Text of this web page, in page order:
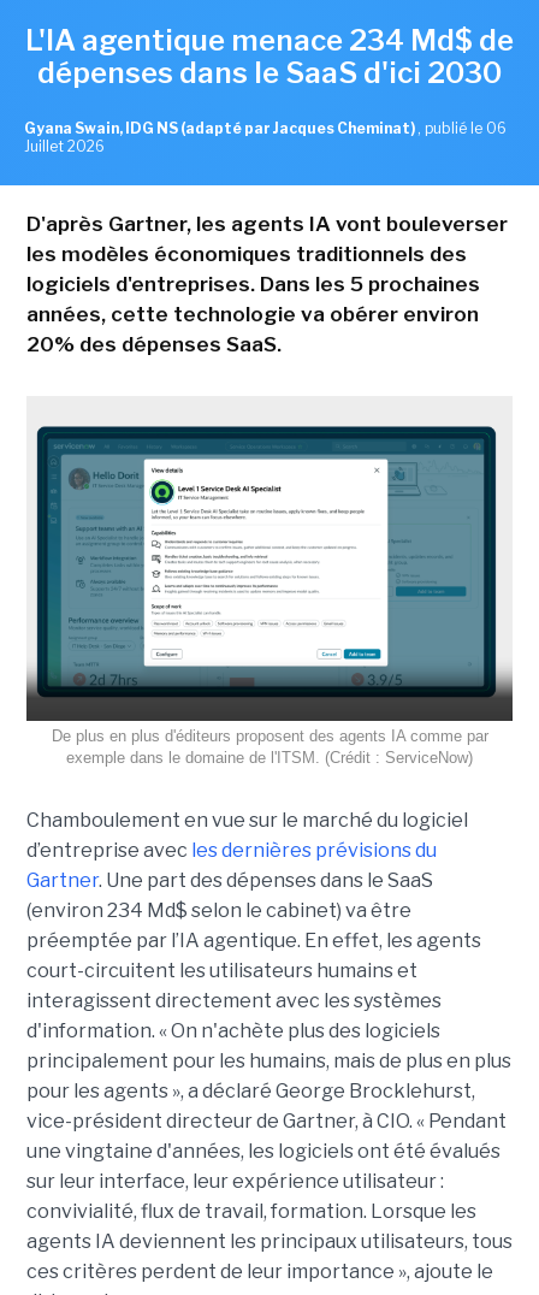
L'IA agentique menace 234 Md$ de
dépenses dans le SaaS d'ici 2030
Gyana Swain, IDG NS (adapté par Jacques Cheminat) , publié le 06
Juillet 2026
D'après Gartner, les agents IA vont bouleverser
les modèles économiques traditionnels des
logiciels d'entreprises. Dans les 5 prochaines
années, cette technologie va obérer environ
20% des dépenses SaaS.
De plus en plus d'éditeurs proposent des agents IA comme par
exemple dans le domaine de l'ITSM. (Crédit : ServiceNow)
Chamboulement en vue sur le marché du logiciel
d’entreprise avec les dernières prévisions du
Gartner. Une part des dépenses dans le SaaS
(environ 234 Md$ selon le cabinet) va être
préemptée par l’IA agentique. En effet, les agents
court-circuitent les utilisateurs humains et
interagissent directement avec les systèmes
d'information. « On n'achète plus des logiciels
principalement pour les humains, mais de plus en plus
pour les agents », a déclaré George Brocklehurst,
vice-président directeur de Gartner, à CIO. « Pendant
une vingtaine d'années, les logiciels ont été évalués
sur leur interface, leur expérience utilisateur :
convivialité, flux de travail, formation. Lorsque les
agents IA deviennent les principaux utilisateurs, tous
ces critères perdent de leur importance », ajoute le